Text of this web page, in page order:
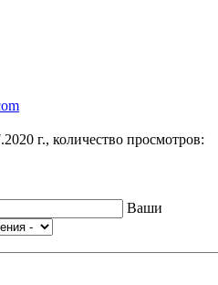
г., количество просмотров:
Ваши